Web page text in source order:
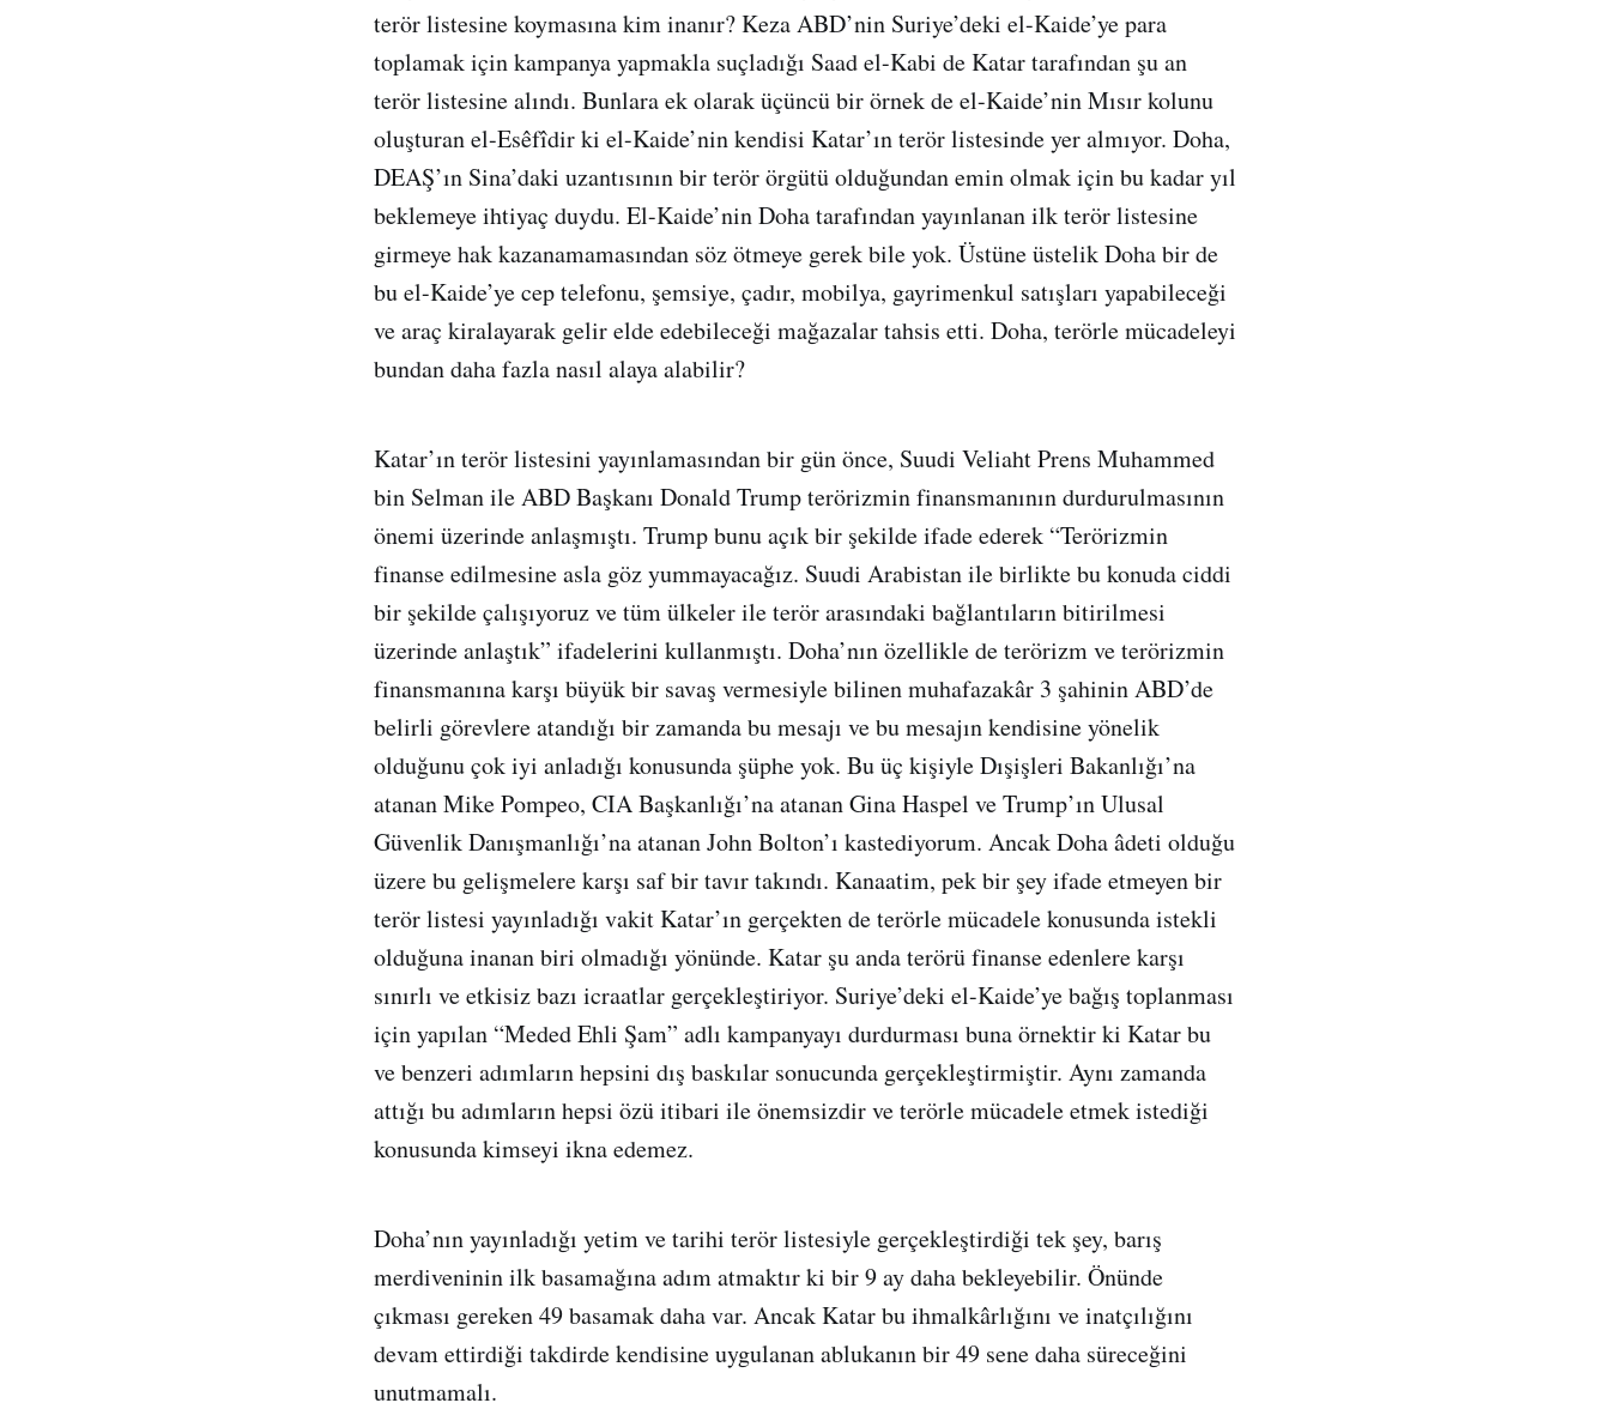
terör listesine koymasına kim inanır? Keza ABD’nin Suriye’deki el-Kaide’ye para
toplamak için kampanya yapmakla suçladığı Saad el-Kabi de Katar tarafından şu an
terör listesine alındı. Bunlara ek olarak üçüncü bir örnek de el-Kaide’nin Mısır kolunu
oluşturan el-Esêfîdir ki el-Kaide’nin kendisi Katar’ın terör listesinde yer almıyor. Doha,
DEAŞ’ın Sina’daki uzantısının bir terör örgütü olduğundan emin olmak için bu kadar yıl
beklemeye ihtiyaç duydu. El-Kaide’nin Doha tarafından yayınlanan ilk terör listesine
girmeye hak kazanamamasından söz ötmeye gerek bile yok. Üstüne üstelik Doha bir de
bu el-Kaide’ye cep telefonu, şemsiye, çadır, mobilya, gayrimenkul satışları yapabileceği
ve araç kiralayarak gelir elde edebileceği mağazalar tahsis etti. Doha, terörle mücadeleyi
bundan daha fazla nasıl alaya alabilir?
Katar’ın terör listesini yayınlamasından bir gün önce, Suudi Veliaht Prens Muhammed
bin Selman ile ABD Başkanı Donald Trump terörizmin finansmanının durdurulmasının
önemi üzerinde anlaşmıştı. Trump bunu açık bir şekilde ifade ederek “Terörizmin
finanse edilmesine asla göz yummayacağız. Suudi Arabistan ile birlikte bu konuda ciddi
bir şekilde çalışıyoruz ve tüm ülkeler ile terör arasındaki bağlantıların bitirilmesi
üzerinde anlaştık” ifadelerini kullanmıştı. Doha’nın özellikle de terörizm ve terörizmin
finansmanına karşı büyük bir savaş vermesiyle bilinen muhafazakâr 3 şahinin ABD’de
belirli görevlere atandığı bir zamanda bu mesajı ve bu mesajın kendisine yönelik
olduğunu çok iyi anladığı konusunda şüphe yok. Bu üç kişiyle Dışişleri Bakanlığı’na
atanan Mike Pompeo, CIA Başkanlığı’na atanan Gina Haspel ve Trump’ın Ulusal
Güvenlik Danışmanlığı’na atanan John Bolton’ı kastediyorum. Ancak Doha âdeti olduğu
üzere bu gelişmelere karşı saf bir tavır takındı. Kanaatim, pek bir şey ifade etmeyen bir
terör listesi yayınladığı vakit Katar’ın gerçekten de terörle mücadele konusunda istekli
olduğuna inanan biri olmadığı yönünde. Katar şu anda terörü finanse edenlere karşı
sınırlı ve etkisiz bazı icraatlar gerçekleştiriyor. Suriye’deki el-Kaide’ye bağış toplanması
için yapılan “Meded Ehli Şam” adlı kampanyayı durdurması buna örnektir ki Katar bu
ve benzeri adımların hepsini dış baskılar sonucunda gerçekleştirmiştir. Aynı zamanda
attığı bu adımların hepsi özü itibari ile önemsizdir ve terörle mücadele etmek istediği
konusunda kimseyi ikna edemez.
Doha’nın yayınladığı yetim ve tarihi terör listesiyle gerçekleştirdiği tek şey, barış
merdiveninin ilk basamağına adım atmaktır ki bir 9 ay daha bekleyebilir. Önünde
çıkması gereken 49 basamak daha var. Ancak Katar bu ihmalkârlığını ve inatçılığını
devam ettirdiği takdirde kendisine uygulanan ablukanın bir 49 sene daha süreceğini
unutmamalı.